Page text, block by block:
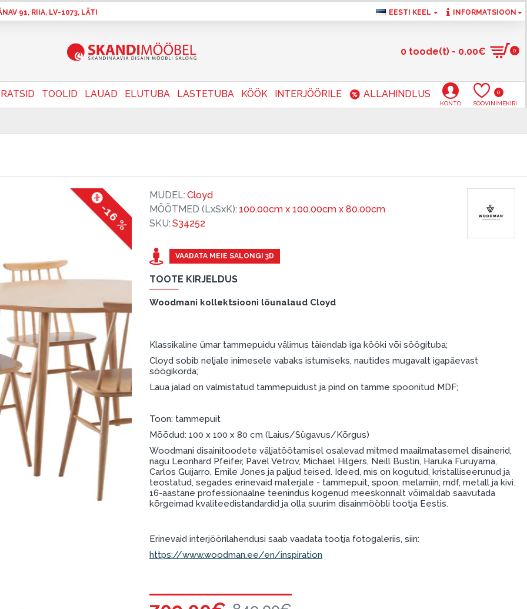
91, RIIA, LV-1073, LÄTI EESTI KEEL INFORMATSIOON
0 toode(t) - 0.00€ 0
TOOLID LAUAD ELUTUBA LASTETUBA KÖÖK INTERJÖÖRILE ALLAHINDLUS
KONTO SOOVINIMEKIRI
0
-16 %
VAADATA MEIE SALONGI 3D
TOOTE KIRJELDUS
Woodmani kollektsiooni lõunalaud Cloyd
Klassikaline ümar tammepuidu välimus täiendab iga kööki või söögituba;
Cloyd sobib neljale inimesele vabaks istumiseks, nautides mugavalt igapäevast
söögikorda;
Laua jalad on valmistatud tammepuidust ja pind on tamme spoonitud MDF;
Toon: tammepuit
Mõõdud: 100 x 100 x 80 cm (Laius/Sügavus/Kõrgus)
Woodmani disainitoodete väljatöötamisel osalevad mitmed maailmatasemel disainerid,
nagu Leonhard Pfeifer, Pavel Vetrov, Michael Hilgers, Neill Bustin, Haruka Furuyama,
Carlos Guijarro, Emile Jones ja paljud teised. Ideed, mis on kogutud, kristalliseerunud ja
teostatud, segades erinevaid materjale - tammepuit, spoon, melamiin, mdf, metall ja kivi.
16-aastane professionaalne teenindus kogenud meeskonnalt võimaldab saavutada
kõrgeimad kvaliteedistandardid ja olla suurim disainmööbli tootja Eestis.
Erinevaid interjöörilahendusi saab vaadata tootja fotogaleriis, siin:
https://www.woodman.ee/en/inspiration
MUDEL: Cloyd
MÕÕTMED (LxSxK): 100.00cm x 100.00cm x 80.00cm
SKU: S34252